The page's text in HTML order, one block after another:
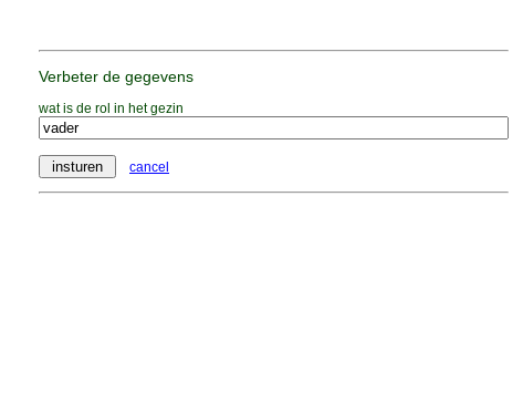
Verbeter de gegevens
wat is de rol in het gezin
cancel